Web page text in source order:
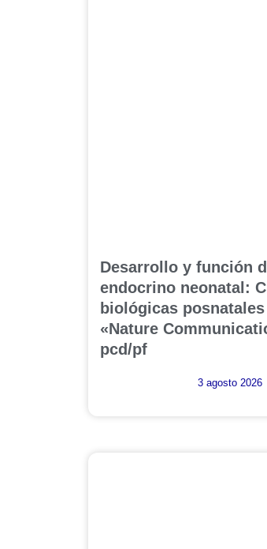
Desarrollo y función
endocrino neonatal:
biológicas
«Nature
pcd/pf
3 agosto 2026